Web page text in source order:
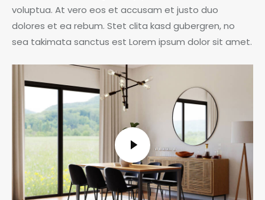
voluptua. At vero eos et accusam et justo duo
dolores et ea rebum. Stet clita kasd gubergren, no
sea takimata sanctus est Lorem ipsum dolor sit amet.